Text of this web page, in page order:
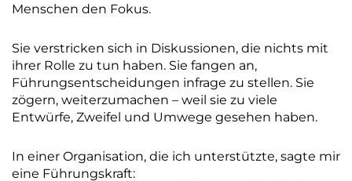
Menschen den Fokus.
Sie verstricken sich in Diskussionen, die nichts mit
ihrer Rolle zu tun haben. Sie fangen an,
Führungsentscheidungen infrage zu stellen. Sie
zögern, weiterzumachen – weil sie zu viele
Entwürfe, Zweifel und Umwege gesehen haben.
In einer Organisation, die ich unterstützte, sagte mir
eine Führungskraft: